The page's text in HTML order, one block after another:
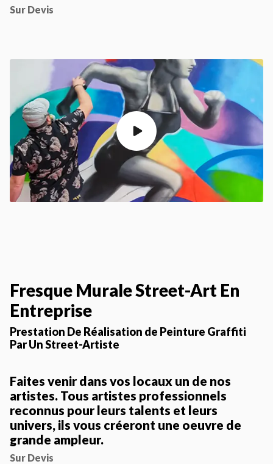
Sur Devis
Fresque Murale Street-Art En
Entreprise
Prestation De Réalisation de Peinture Graffiti
Par Un Street-Artiste
Faites venir dans vos locaux un de nos
artistes. Tous artistes professionnels
reconnus pour leurs talents et leurs
univers, ils vous créeront une oeuvre de
grande ampleur.
Sur Devis